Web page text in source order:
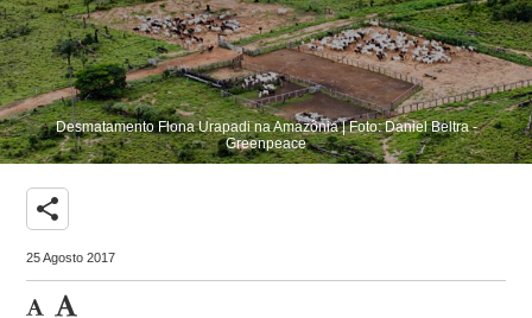
Desmatamento Flona Urapadi na Amazônia | Foto: Daniel Beltra -
Greenpeace
share
25 Agosto 2017